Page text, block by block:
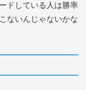
ドしている人は勝率
ないんじゃないかな